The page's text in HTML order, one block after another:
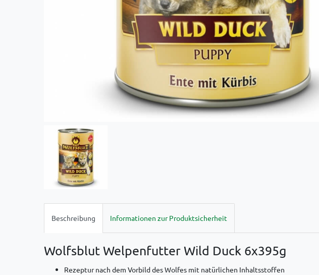
Beschreibung Informationen zur Produktsicherheit
Wolfsblut Welpenfutter Wild Duck 6x395g
Rezeptur nach dem Vorbild des Wolfes mit natürlichen Inhaltsstoffen